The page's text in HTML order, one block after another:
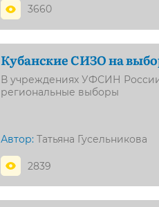
3660
Кубанские СИЗО на
В учреждениях УФСИН
региональные выборы
Автор: Татьяна Гусельникова
2839